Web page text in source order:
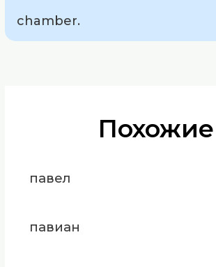
chamber.
Похожие
павел
павиан